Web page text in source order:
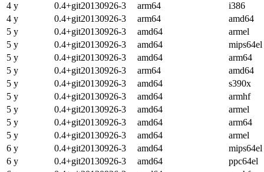
4 y
0.4+git20130926-3 arm64
i386
4 y
0.4+git20130926-3 arm64
amd64
5 y
0.4+git20130926-3 amd64
armel
5 y
0.4+git20130926-3 amd64
mips64el
5 y
0.4+git20130926-3 amd64
arm64
5 y
0.4+git20130926-3 arm64
amd64
5 y
0.4+git20130926-3 amd64
s390x
5 y
0.4+git20130926-3 amd64
armhf
5 y
0.4+git20130926-3 amd64
armel
5 y
0.4+git20130926-3 amd64
arm64
5 y
0.4+git20130926-3 amd64
armel
6 y
0.4+git20130926-3 amd64
mips64el
6 y
0.4+git20130926-3 amd64
ppc64el